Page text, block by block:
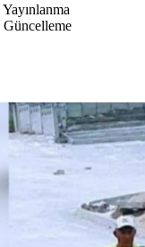
Yayınlanma
Güncelleme